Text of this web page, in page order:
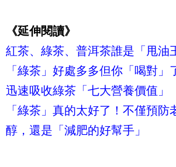
《延伸閱讀》
紅茶、綠茶、普洱茶誰是「甩油
「綠茶」好處多多但你「喝對」
迅速吸收綠茶「七大營養價值」
「綠茶」真的太好了！不僅預防
醇，還是「減肥的好幫手」